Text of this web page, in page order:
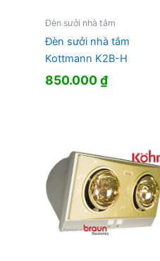
Đèn sưởi nhà tắm
Đèn sưởi nhà tắm
Kottmann K2B-H
850.000₫